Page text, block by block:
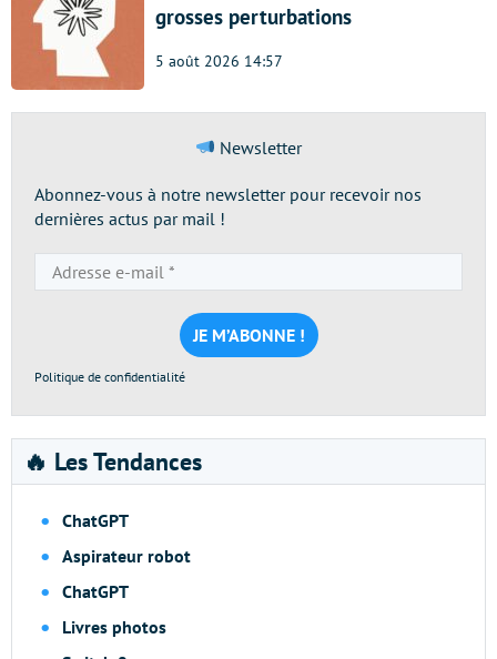
grosses perturbations
5 août 2026 14:57
Newsletter
Abonnez-vous à notre newsletter pour recevoir nos
dernières actus par mail !
e-
mail
*
Politique de confidentialité
🔥 Les Tendances
ChatGPT
Aspirateur robot
ChatGPT
Livres photos